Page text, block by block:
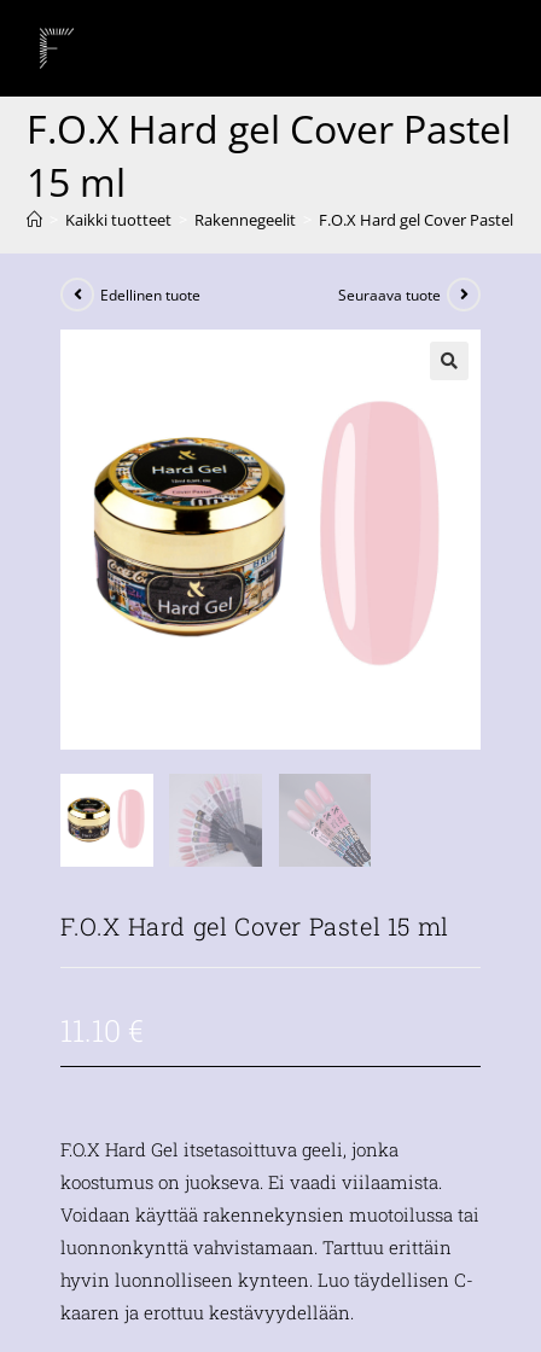
F.O.X Hard gel Cover Pastel
15 ml
Kaikki tuotteet Rakennegeelit F.O.X Hard gel Cover Pastel 15
Edellinen tuote Seuraava tuote
F.O.X Hard gel Cover Pastel 15 ml
11.10 €
F.O.X Hard Gel itsetasoittuva geeli, jonka
koostumus on juokseva. Ei vaadi viilaamista.
Voidaan käyttää rakennekynsien muotoilussa tai
luonnonkynttä vahvistamaan. Tarttuu erittäin
hyvin luonnolliseen kynteen. Luo täydellisen C-
kaaren ja erottuu kestävyydellään.